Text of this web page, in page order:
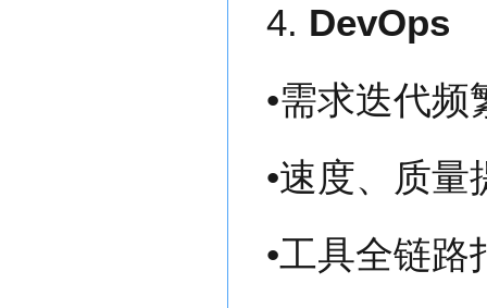
4. DevOps
•需求迭代
•速度、质量
•工具全链路